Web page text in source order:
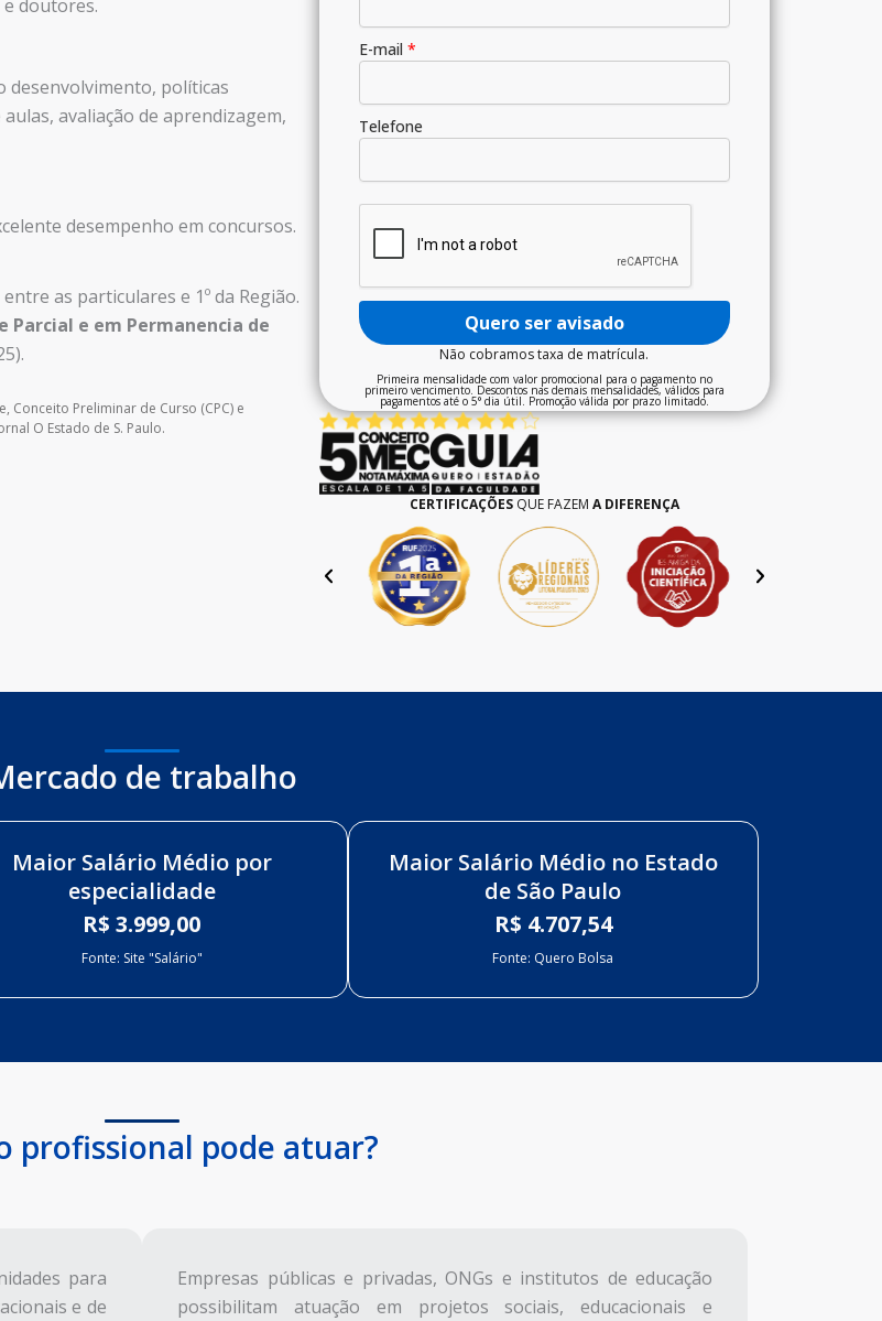
doutores.
desenvolvimento, políticas
avaliação de aprendizagem,
desempenho em concursos.
as particulares e 1º da Região.
e em Permanencia de
Conceito Preliminar de Curso (CPC) e
O Estado de S. Paulo.
E-mail *
Telefone
Quero ser avisado
Não cobramos taxa de matrícula.
Primeira mensalidade com valor promocional para o pagamento no
primeiro vencimento. Descontos nas demais mensalidades, válidos para
pagamentos até o 5° dia útil. Promoção válida por prazo limitado.
CERTIFICAÇÕES QUE FAZEM A DIFERENÇA
de trabalho
Maior Salário Médio por
especialidade
R$ 3.999,00
Fonte: Site "Salário"
Maior Salário Médio no Estado
de São Paulo
R$ 4.707,54
Fonte: Quero Bolsa
profissional pode atuar?
para
e de
Empresas públicas e privadas, ONGs e institutos de educação
possibilitam atuação em projetos sociais, educacionais e